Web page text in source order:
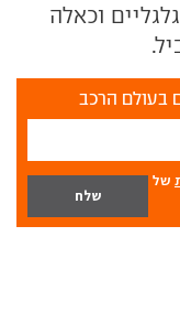
וכאלה
בעולם הרכב
של